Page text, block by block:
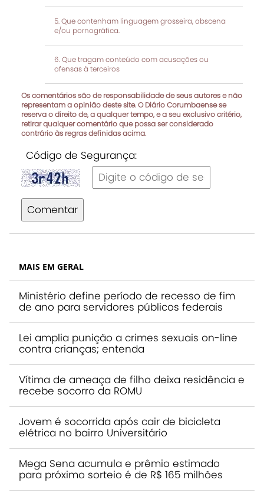
Que contenham linguagem grosseira, obscena
e/ou pornográfica.
Que tragam conteúdo com acusações ou
ofensas à terceiros
Os comentários são de responsabilidade de seus autores e não
representam a opinião deste site. O Diário Corumbaense se
reserva o direito de, a qualquer tempo, e a seu exclusivo critério,
retirar qualquer comentário que possa ser considerado
contrário às regras definidas acima.
Código de Segurança:
Comentar
MAIS EM GERAL
Ministério define período de recesso de fim
de ano para servidores públicos federais
Lei amplia punição a crimes sexuais on-line
contra crianças; entenda
Vítima de ameaça de filho deixa residência e
recebe socorro da ROMU
Jovem é socorrida após cair de bicicleta
elétrica no bairro Universitário
Mega Sena acumula e prêmio estimado
para próximo sorteio é de R$ 165 milhões